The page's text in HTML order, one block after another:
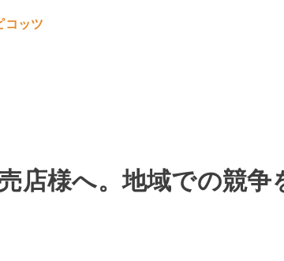
店様へ。地域での競争